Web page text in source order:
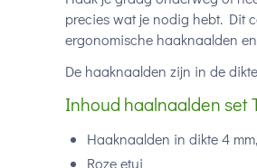
precies wat je nodig hebt. Dit
ergonomische haaknaalden
De haaknaalden zijn in de
Inhoud haalnaalden set
Haaknaalden in dikte 4
Roze etui